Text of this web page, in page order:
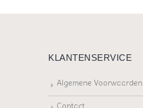
KLANTENSERVICE
Algemene Voorwaarden
Contact